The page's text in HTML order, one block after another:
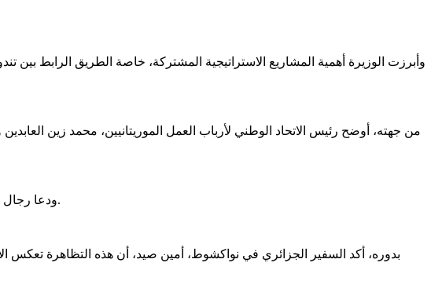
وأبرزت الوزيرة أهمية المشاريع الاستراتيجية المشتركة، خاصة الطريق الرابط
ودعا رجال الأعمال الجزائريين إلى استغلال الفرص التي توفرها مدونة الاستثمار الموريتانية الجديدة، خاصة في القطاعات ذات الأولوية.
بدوره، أكد السفير الجزائري في نواكشوط، أمين صيد، أن هذه التظاهرة تعكس